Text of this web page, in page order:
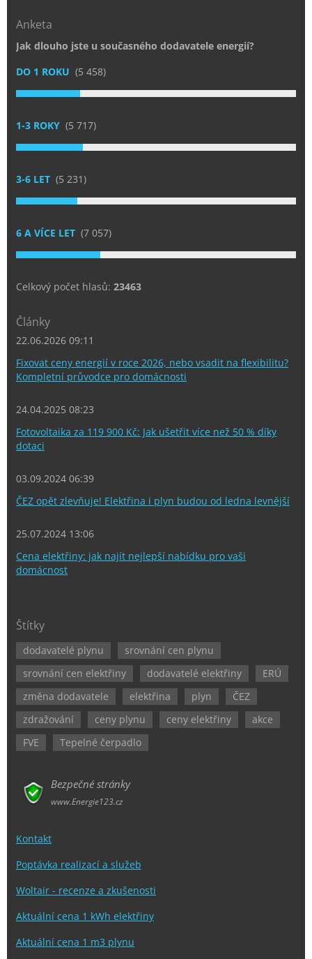
Anketa
Jak dlouho jste u současného dodavatele energií?
DO 1 ROKU (5 458)
1-3 ROKY (5 717)
3-6 LET (5 231)
6 A VÍCE LET (7 057)
Celkový počet hlasů: 23463
Články
22.06.2026 09:11
Fixovat ceny energií v roce 2026, nebo vsadit na flexibilitu?
Kompletní průvodce pro domácnosti
24.04.2025 08:23
Fotovoltaika za 119 900 Kč: Jak ušetřit více než 50 % díky
dotaci
03.09.2024 06:39
ČEZ opět zlevňuje! Elektřina i plyn budou od ledna levnější
25.07.2024 13:06
Cena elektřiny: jak najít nejlepší nabídku pro vaši
domácnost
Štítky
dodavatelé plynu
srovnání cen plynu
srovnání cen elektřiny
dodavatelé elektřiny
ERÚ
změna dodavatele
elektřina plyn
ČEZ
zdražování
ceny plynu ceny elektřiny
akce
FVE
Tepelné čerpadlo
Bezpečné stránky
www.Energie123.cz
Kontakt
Poptávka realizací a služeb
Woltair - recenze a zkušenosti
Aktuální cena 1 kWh elektřiny
Aktuální cena 1 m3 plynu